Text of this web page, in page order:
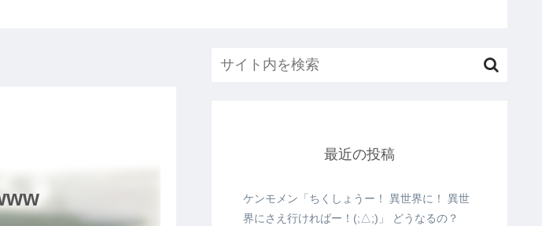
最近の投稿
ケンモメン「ちくしょうー！ 異世界に！ 異世
界にさえ行ければー！(;△;)」 どうなるの？